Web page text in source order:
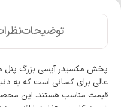
توضیحات
عالی برای کسانی است که به
قیمت مناسب هستند. این